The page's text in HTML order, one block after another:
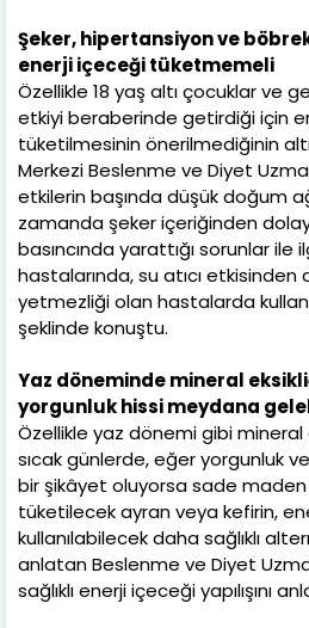
Şeker, hipertansiyon ve
enerji içeceği tüketmemeli
Özellikle 18 yaş altı çocuklar ve
etkiyi beraberinde getirdiği için
tüketilmesinin önerilmediğinin
Merkezi Beslenme ve Diyet
etkilerin başında düşük doğum
zamanda şeker içeriğinden
basıncında yarattığı sorunlar ile
hastalarında, su atıcı etkisinden
yetmezliği olan hastalarda
şeklinde konuştu.
Yaz döneminde mineral
yorgunluk hissi meydana
Özellikle yaz dönemi gibi
sıcak günlerde, eğer yorgunluk
bir şikâyet oluyorsa sade maden
tüketilecek ayran veya kefirin,
kullanılabilecek daha sağlıklı
anlatan Beslenme ve Diyet
sağlıklı enerji içeceği yapılışını